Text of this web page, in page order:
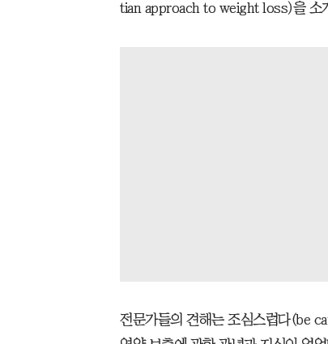
tian approach to weight loss)을 소
전문가들의 견해는 조심스럽다(be